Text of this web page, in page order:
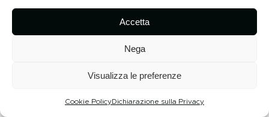
Accetta
Nega
Visualizza le preferenze
Cookie PolicyDichiarazione sulla Privacy